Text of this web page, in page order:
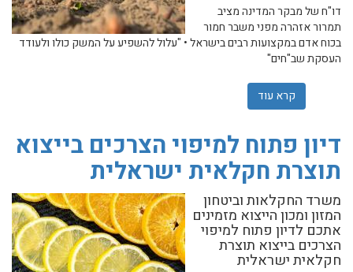
דו"ח של מבקר המדינה מציב
תמרור אזהרה מפני משבר חמור
בכוח אדם במקצועות רבים בישראל • "עלול להשפיע על המשק כולו ולעודד
העסקת שב"חים"
קרא עוד
דיון פתוח למיפוי הצרכים בייצוא
תוצרת חקלאית ישראלית
משרד החקלאות וביטחון
המזון ומכון הייצוא מזמינים
אתכם לדיון פתוח למיפוי
הצרכים בייצוא תוצרת
חקלאית ישראלית